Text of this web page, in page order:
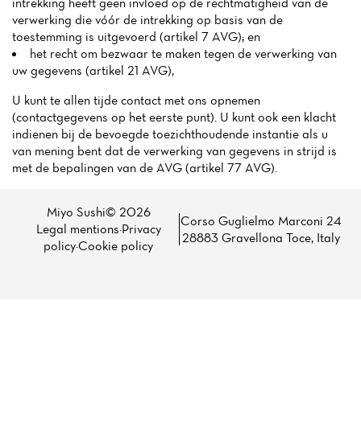
verwerking die vóór de intrekking op basis van de
toestemming is uitgevoerd (artikel 7 AVG); en
het recht om bezwaar te maken tegen de verwerking van
uw gegevens (artikel 21 AVG),
U kunt te allen tijde contact met ons opnemen
(contactgegevens op het eerste punt). U kunt ook een klacht
indienen bij de bevoegde toezichthoudende instantie als u
van mening bent dat de verwerking van gegevens in strijd is
met de bepalingen van de AVG (artikel 77 AVG).
Miyo Sushi© 2026
Legal mentions·Privacy
policy·Cookie policy
Corso Guglielmo Marconi 24
28883 Gravellona Toce, Italy